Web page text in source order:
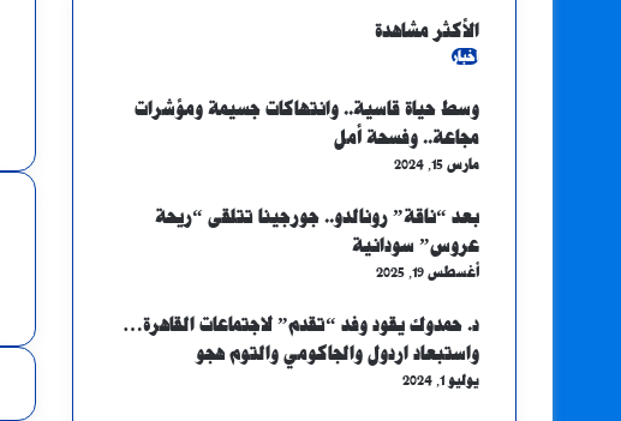
الأكثر مشاهدة
أخبار
وسط حياة قاسية.. وانتهاكات جسيمة ومؤشرات
مجاعة.. وفسحة أمل
مارس 15, 2024
بعد “ناقة” رونالدو.. جورجينا تتلقى “ريحة
عروس” سودانية
أغسطس 19, 2025
د. حمدوك يقود وفد “تقدم” لاجتماعات القاهرة…
واستبعاد اردول والجاكومي والتوم هجو
يوليو 1, 2024